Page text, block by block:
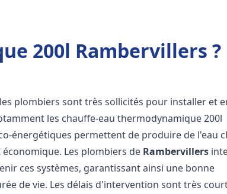
200l Rambervillers ?
plombiers sont très sollicités pour installer et
les chauffe-eau thermodynamique 200l
énergétiques permettent de produire de l'eau
Les plombiers de Rambervillers
ces systèmes, garantissant ainsi une bonne
de vie. Les délais d'intervention sont très